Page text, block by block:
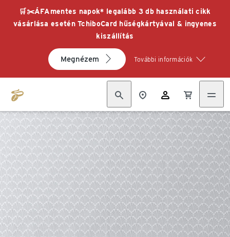
🛒✂️ÁFAmentes napok* legalább 3 db használati cikk
vásárlása esetén TchiboCard hűségkártyával & ingyenes
kiszállítás
Megnézem További információk